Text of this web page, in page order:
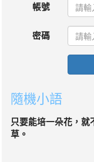
帳號
密碼
隨機小語
只要能培一朵花，就
草。